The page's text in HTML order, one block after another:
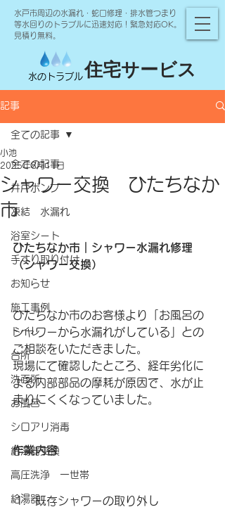
水戸市周辺の水漏れ・蛇口修理・排水管つまり
等水回りのトラブルに迅速対応！緊急対応OK。
見積り無料。
水のトラブル住宅サービス
記事
全ての記事
井戸ポンプ
凍結 水漏れ
浴室シート
手すり取り付け
お知らせ
施工事例
トイレ
台所
洗面所
お風呂
シロアリ消毒
給湯器交換
高圧洗浄 一世帯
給湯器
全ての記事
シャワー交換 ひたちなか
市
小池
2025年8月11日
ひたちなか市｜シャワー水漏れ修理
（シャワー交換）
ひたちなか市のお客様より「お風呂の
シャワーから水漏れがしている」との
ご相談をいただきました。
現場にて確認したところ、経年劣化に
よる内部部品の摩耗が原因で、水が止
まりにくくなっていました。
作業内容
既存シャワーの取り外し